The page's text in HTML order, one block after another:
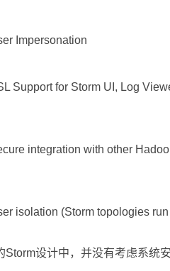
Impersonation
for Storm UI, Log
integration with other
(Storm topologies run
设计中，并没有考虑系统安